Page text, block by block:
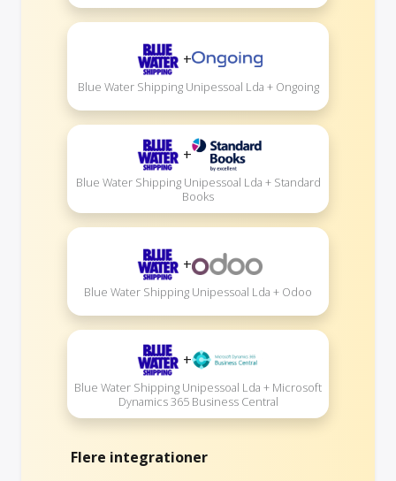
+
Blue Water Shipping Unipessoal Lda + Ongoing
+
Blue Water Shipping Unipessoal Lda + Standard
Books
+
Blue Water Shipping Unipessoal Lda + Odoo
+
Blue Water Shipping Unipessoal Lda + Microsoft
Dynamics 365 Business Central
Flere integrationer